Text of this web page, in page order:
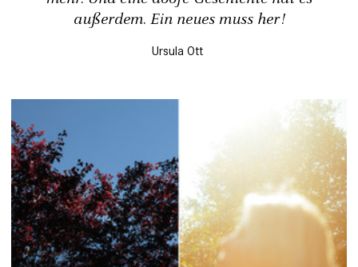
außerdem. Ein neues muss her!
Ursula Ott